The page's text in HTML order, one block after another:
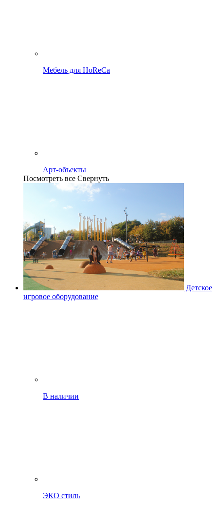
Мебель для HoReCa
Арт-объекты
Посмотреть все Свернуть
Детское
игровое оборудование
В наличии
ЭКО стиль